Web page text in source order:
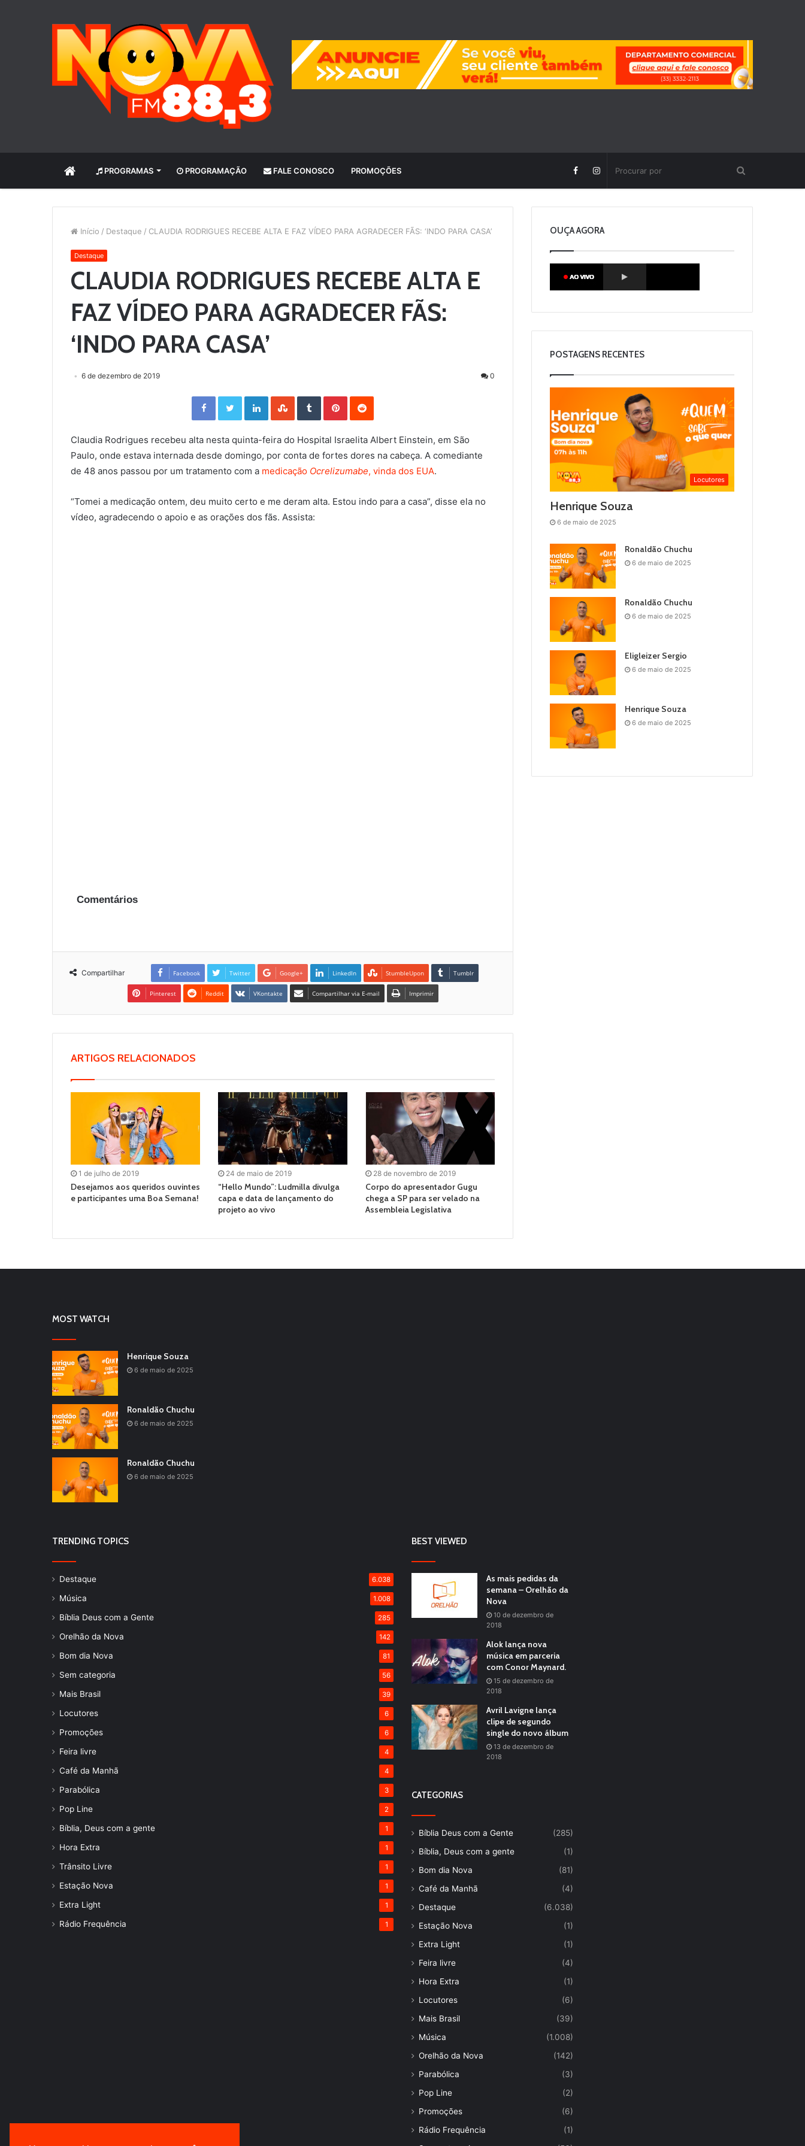
INÍCIO PROGRAMAS PROGRAMAÇÃO FALE CONOSCO PROMOÇÕES
Início / Destaque / CLAUDIA RODRIGUES RECEBE ALTA E FAZ VÍDEO PARA AGRADECER FÃS: ‘INDO PARA CASA’
Destaque
CLAUDIA RODRIGUES RECEBE ALTA E
FAZ VÍDEO PARA AGRADECER FÃS:
‘INDO PARA CASA’
6 de dezembro de 2019 0
Facebook Twitter LinkedIn StumbleUpon Tumblr Pinterest
Claudia Rodrigues recebeu alta nesta quinta-feira do Hospital Israelita Albert Einstein, em São
Paulo, onde estava internada desde domingo, por conta de fortes dores na cabeça. A comediante
de 48 anos passou por um tratamento com a medicação Ocrelizumabe, vinda dos EUA.
“Tomei a medicação ontem, deu muito certo e me deram alta. Estou indo para a casa”, disse ela no
vídeo, agradecendo o apoio e as orações dos fãs. Assista:
Comentários
Compartilhar Facebook Twitter Google+ LinkedIn StumbleUpon Tumblr
Pinterest Reddit VKontakte Compartilhar via E-mail Imprimir
ARTIGOS RELACIONADOS
1 de julho de 2019
Desejamos aos queridos ouvintes
e participantes uma Boa Semana!
24 de maio de 2019
“Hello Mundo”: Ludmilla divulga
capa e data de lançamento do
projeto ao vivo
28 de novembro de 2019
Corpo do apresentador Gugu
chega a SP para ser velado na
Assembleia Legislativa
OUÇA AGORA
POSTAGENS RECENTES
Locutores
Henrique Souza
6 de maio de 2025
Ronaldão Chuchu
6 de maio de 2025
Ronaldão Chuchu
6 de maio de 2025
Eligleizer Sergio
6 de maio de 2025
Henrique Souza
6 de maio de 2025
MOST WATCH
Henrique Souza
6 de maio de 2025
Ronaldão Chuchu
6 de maio de 2025
Ronaldão Chuchu
6 de maio de 2025
TRENDING TOPICS
Destaque 6.038
Música 1.008
Bíblia Deus com a Gente 285
Orelhão da Nova 142
Bom dia Nova 81
Sem categoria 56
Mais Brasil 39
Locutores 6
Promoções 6
Feira livre 4
Café da Manhã 4
Parabólica 3
Pop Line 2
Bíblia, Deus com a gente 1
Hora Extra 1
Trânsito Livre 1
Estação Nova 1
Extra Light 1
Rádio Frequência 1
BEST VIEWED
As mais pedidas da
semana – Orelhão da
Nova
10 de dezembro de
2018
Alok lança nova
música em parceria
com Conor Maynard.
15 de dezembro de
2018
Avril Lavigne lança
clipe de segundo
single do novo álbum
13 de dezembro de
2018
CATEGORIAS
Bíblia Deus com a Gente
(285)
Bíblia, Deus com a gente
(1)
Bom dia Nova
(81)
Café da Manhã
(4)
Destaque
(6.038)
Estação Nova
(1)
Extra Light
(1)
Feira livre
(4)
Hora Extra
(1)
Locutores
(6)
Mais Brasil
(39)
Música
(1.008)
Orelhão da Nova
(142)
Parabólica
(3)
Pop Line
(2)
Promoções
(6)
Rádio Frequência
(1)